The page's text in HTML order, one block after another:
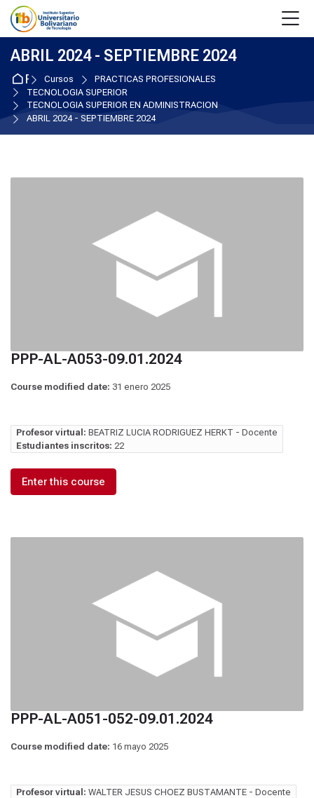
Skip to navigation
Skip to login form
Salta al contenido principal
Skip to accessibility options
Skip to footer
Skip accessibility options
ABRIL 2024 - SEPTIEMBRE 2024
Página Principal
Cursos
PRACTICAS PROFESIONALES
TECNOLOGIA SUPERIOR
TECNOLOGIA SUPERIOR EN ADMINISTRACION
ABRIL 2024 - SEPTIEMBRE 2024
PPP-AL-A053-09.01.2024
Course modified date: 31 enero 2025
Profesor virtual: BEATRIZ LUCIA RODRIGUEZ HERKT - Docente
Estudiantes inscritos: 22
Enter this course
PPP-AL-A051-052-09.01.2024
Course modified date: 16 mayo 2025
Profesor virtual: WALTER JESUS CHOEZ BUSTAMANTE - Docente